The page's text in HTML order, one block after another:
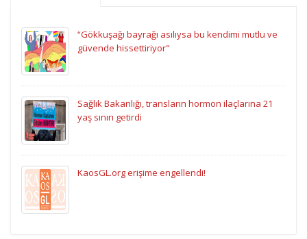
“Gökkuşağı bayrağı asılıysa bu kendimi mutlu ve
güvende hissettiriyor"
Sağlık Bakanlığı, transların hormon ilaçlarına 21
yaş sınırı getirdi
KaosGL.org erişime engellendi!